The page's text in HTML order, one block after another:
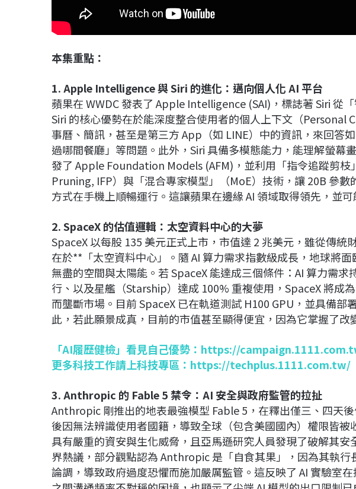
本集重點：
1. Apple Intelligence 與 Siri 的進化：邁向個人化 AI 平台
蘋果在 WWDC 發表了 Apple Intelligence (SAI)，標誌著 Siri 從
Siri 的核心優勢在於能深度整合使用者的個人上下文（Personal
事曆、簡訊，甚至是第三方 App（如 LINE）中的資訊，來回答
過哪間餐廳」等問題。此外，Siri 具備多模態能力，能理解螢幕
發了 Apple Foundation Models (AFM)，並利用「指令追蹤剪
Pruning, IFP）與「混合專家模型」（MoE）技術，讓 20B 參數
方式在手機上順暢運行。這讓蘋果在邊緣 AI 領域取得領先，並
2. SpaceX 的估值邏輯：太空資料中心的大夢
SpaceX 以每股 135 美元正式上市，市值達 2 兆美元，雖從傳統
在於**「太空資料中心」。隨 AI 算力需求指數級成長，地球將
無盡的空間與太陽能。若 SpaceX 能達成三個條件：AI 算力需
行、以及星艦（Starship）達成 100% 重複使用，SpaceX 將成
而壟斷市場。目前 SpaceX 已在軌道測試 H100 GPU，並具備部
此，若此願景成真，目前的市值甚至顯得便宜，因為它掌握了改
「AI履歷健檢」看見自己優勢： https://
更多科技工作請上科技專區： https://techplus.1111.com.tw/
3. Anthropic 的 Fable 5 禁令：AI 安全與政府監管的拉扯
Anthropic 剛推出的地表最強模型 Fable 5，在釋出僅三、四天
後因無法辨識使用者國籍，導致全球（包含美國國內）權限皆
具有嚴重的資安與生化威脅，且亞馬遜研究人員發現了破解其
界熱議，部分觀點認為 Anthropic 是「自食其果」，因為其執行
論調，導致政府過度恐懼而施加嚴厲監管。這反映了 AI 實驗室